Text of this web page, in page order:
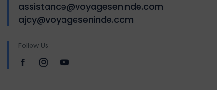
assistance@voyageseninde.com
ajay@voyageseninde.com
Follow Us